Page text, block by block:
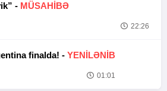
- MÜSAHİBƏ
22:26
finalda! - YENİLƏNİB
01:01